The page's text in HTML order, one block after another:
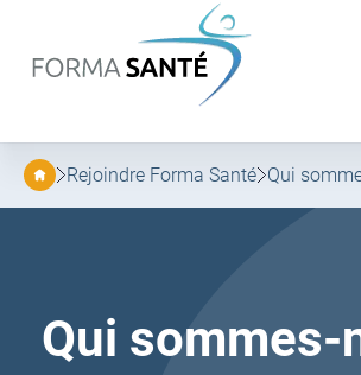
au
menu
au
contenu
Rejoindre Forma Santé Qui
Qui sommes-